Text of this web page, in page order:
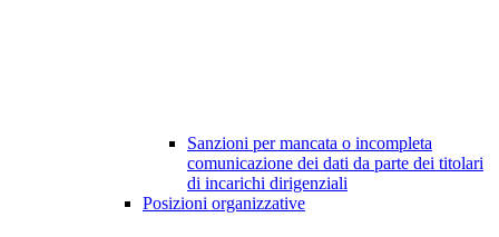
Sanzioni per mancata o incompleta
comunicazione dei dati da parte dei titolari
di incarichi dirigenziali
Posizioni organizzative